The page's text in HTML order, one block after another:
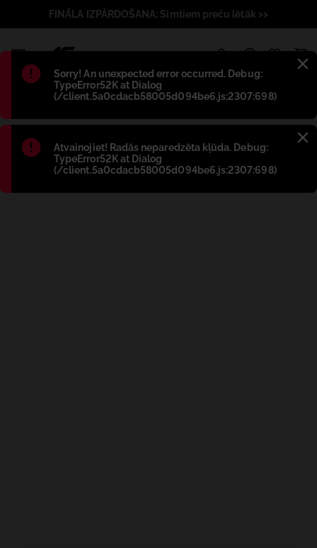
Błąd:
Sorry! An unexpected error occurred. Debug:
TypeError52K at Dialog
(/client.5a0cdacb58005d094be6.js:2307:698)
Błąd:
Atvainojiet! Radās neparedzēta kļūda. Debug:
TypeError52K at Dialog
(/client.5a0cdacb58005d094be6.js:2307:698)
FINĀLA IZPĀRDOŠANA: Simtiem preču lētāk >>